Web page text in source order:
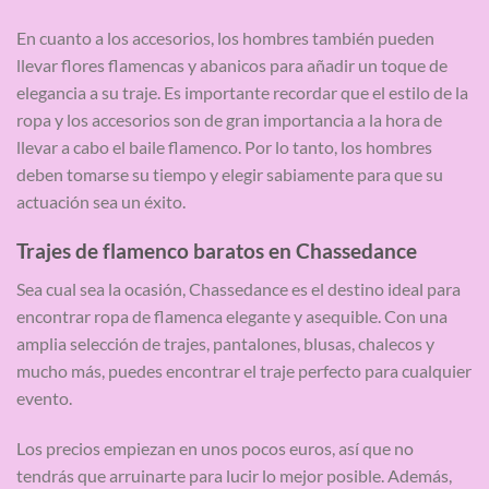
En cuanto a los accesorios, los hombres también pueden
llevar flores flamencas y abanicos para añadir un toque de
elegancia a su traje. Es importante recordar que el estilo de la
ropa y los accesorios son de gran importancia a la hora de
llevar a cabo el baile flamenco. Por lo tanto, los hombres
deben tomarse su tiempo y elegir sabiamente para que su
actuación sea un éxito.
Trajes de flamenco baratos en Chassedance
Sea cual sea la ocasión, Chassedance es el destino ideal para
encontrar ropa de flamenca elegante y asequible. Con una
amplia selección de trajes, pantalones, blusas, chalecos y
mucho más, puedes encontrar el traje perfecto para cualquier
evento.
Los precios empiezan en unos pocos euros, así que no
tendrás que arruinarte para lucir lo mejor posible. Además,